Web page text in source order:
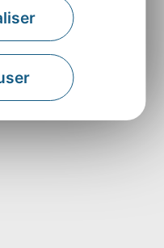
l’Attractivité et du
Contactez-nous